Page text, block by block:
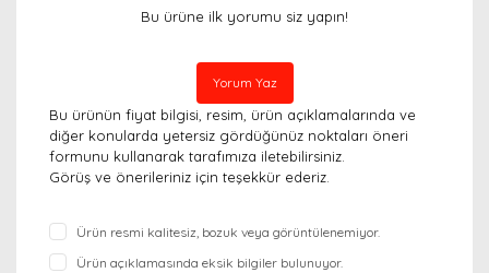
Bu ürüne ilk yorumu siz yapın!
Yorum Yaz
Bu ürünün fiyat bilgisi, resim, ürün açıklamalarında ve
diğer konularda yetersiz gördüğünüz noktaları öneri
formunu kullanarak tarafımıza iletebilirsiniz.
Görüş ve önerileriniz için teşekkür ederiz.
Ürün resmi kalitesiz, bozuk veya görüntülenemiyor.
Ürün açıklamasında eksik bilgiler bulunuyor.